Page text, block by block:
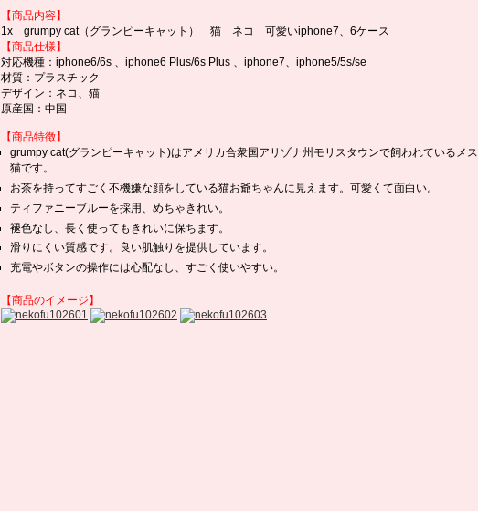
【商品内容】
1x grumpy cat（グランピーキャット） 猫 ネコ 可愛いiphone7、6ケース
【商品仕様】
対応機種：iphone6/6s 、iphone6 Plus/6s Plus 、iphone7、iphone5/5s/se
材質：プラスチック
デザイン：ネコ、猫
原産国：中国
【商品特徴】
grumpy cat(グランピーキャット)はアメリカ合衆国アリゾナ州モリスタウンで飼われているメス
猫です。
お茶を持ってすごく不機嫌な顔をしている猫お爺ちゃんに見えます。可愛くて面白い。
ティファニーブルーを採用、めちゃきれい。
褪色なし、長く使ってもきれいに保ちます。
滑りにくい質感です。良い肌触りを提供しています。
充電やボタンの操作には心配なし、すごく使いやすい。
【商品のイメージ】